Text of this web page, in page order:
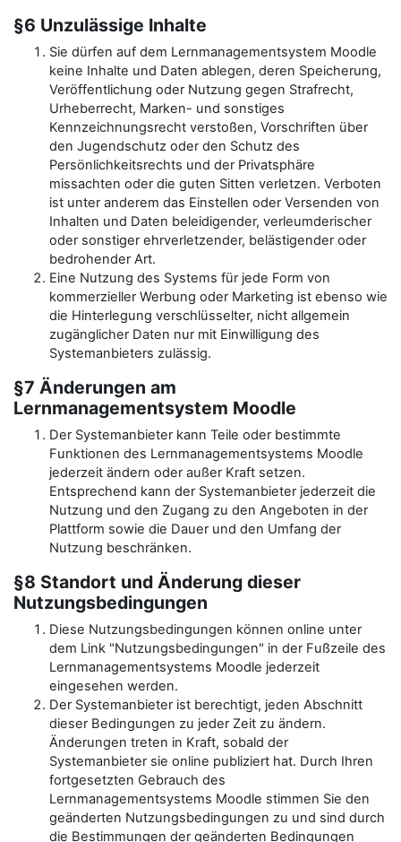
§6 Unzulässige Inhalte
Sie dürfen auf dem Lernmanagementsystem Moodle
keine Inhalte und Daten ablegen, deren Speicherung,
Veröffentlichung oder Nutzung gegen Strafrecht,
Urheberrecht, Marken- und sonstiges
Kennzeichnungsrecht verstoßen, Vorschriften über
den Jugendschutz oder den Schutz des
Persönlichkeitsrechts und der Privatsphäre
missachten oder die guten Sitten verletzen. Verboten
ist unter anderem das Einstellen oder Versenden von
Inhalten und Daten beleidigender, verleumderischer
oder sonstiger ehrverletzender, belästigender oder
bedrohender Art.
Eine Nutzung des Systems für jede Form von
kommerzieller Werbung oder Marketing ist ebenso wie
die Hinterlegung verschlüsselter, nicht allgemein
zugänglicher Daten nur mit Einwilligung des
Systemanbieters zulässig.
§7 Änderungen am
Lernmanagementsystem Moodle
Der Systemanbieter kann Teile oder bestimmte
Funktionen des Lernmanagementsystems Moodle
jederzeit ändern oder außer Kraft setzen.
Entsprechend kann der Systemanbieter jederzeit die
Nutzung und den Zugang zu den Angeboten in der
Plattform sowie die Dauer und den Umfang der
Nutzung beschränken.
§8 Standort und Änderung dieser
Nutzungsbedingungen
Diese Nutzungsbedingungen können online unter
dem Link "Nutzungsbedingungen" in der Fußzeile des
Lernmanagementsystems Moodle jederzeit
eingesehen werden.
Der Systemanbieter ist berechtigt, jeden Abschnitt
dieser Bedingungen zu jeder Zeit zu ändern.
Änderungen treten in Kraft, sobald der
Systemanbieter sie online publiziert hat. Durch Ihren
fortgesetzten Gebrauch des
Lernmanagementsystems Moodle stimmen Sie den
geänderten Nutzungsbedingungen zu und sind durch
die Bestimmungen der geänderten Bedingungen